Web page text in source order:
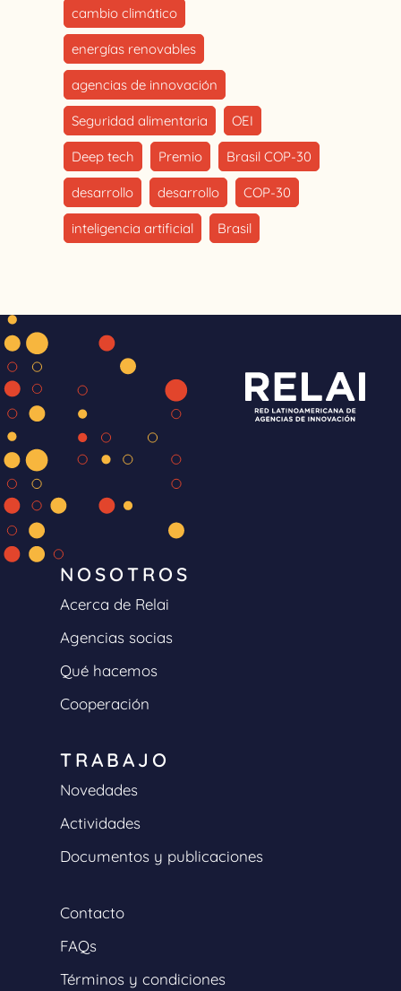
cambio climático
energías renovables
agencias de innovación
Seguridad alimentaria OEI
Deep tech Premio Brasil COP-30
desarrollo desarrollo COP-30
inteligencia artificial Brasil
NOSOTROS
Acerca de Relai
Agencias socias
Qué hacemos
Cooperación
TRABAJO
Novedades
Actividades
Documentos y publicaciones
Contacto
FAQs
Términos y condiciones